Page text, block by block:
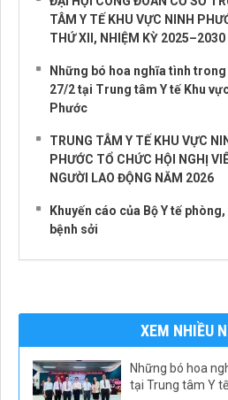
TÂM Y TẾ KHU VỰC NINH
THỨ XII, NHIỆM KỲ 2025–2030
Những bó hoa nghĩa tình
27/2 tại Trung tâm Y tế Khu
Phước
TRUNG TÂM Y TẾ KHU VỰC
PHƯỚC TỔ CHỨC HỘI NGHỊ
NGƯỜI LAO ĐỘNG NĂM 2026
Khuyến cáo của Bộ Y tế
bệnh sởi
XEM NHIỀU
Những bó hoa
tại Trung tâm Y